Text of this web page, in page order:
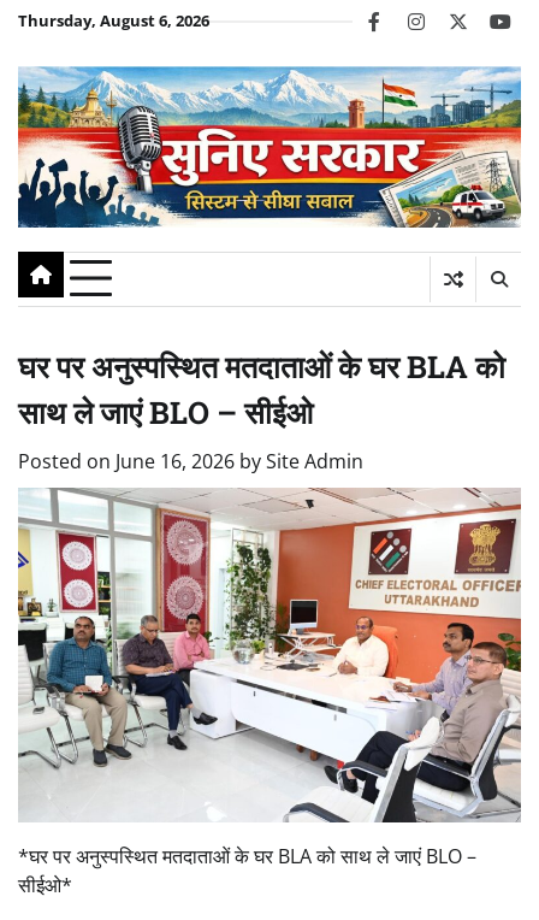
Skip
content
Thursday, August 6, 2026 facebookinstagram
twitter
घर पर अनुस्पस्थित मतदाताओं के घर BLA को
साथ ले जाएं BLO – सीईओ
Posted on June 16, 2026 bySite Admin
*घर पर अनुस्पस्थित मतदाताओं के घर BLA को साथ ले जाएं BLO –
सीईओ*